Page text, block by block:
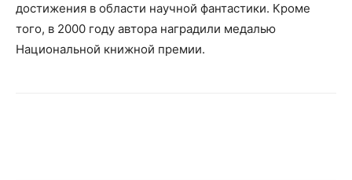
достижения в области научной фантастики. Кроме
того, в 2000 году автора наградили медалью
Национальной книжной премии.